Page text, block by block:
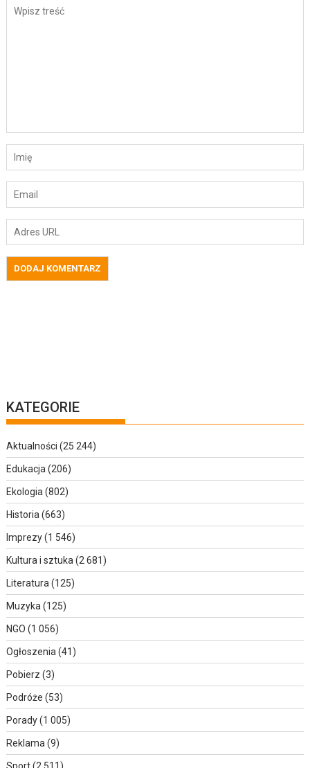
KATEGORIE
Aktualności (25 244)
Edukacja (206)
Ekologia (802)
Historia (663)
Imprezy(1 546)
Kultura i sztuka (2 681)
Literatura (125)
Muzyka (125)
NGO (1 056)
Ogłoszenia (41)
Pobierz (3)
Podróże (53)
Porady(1 005)
Reklama (9)